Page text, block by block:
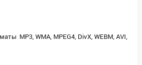
MP3, WMA, MPEG4, DivX, WEBM, AVI,